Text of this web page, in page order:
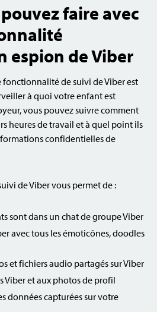
faire avec
espion de Viber
de suivi de Viber est
à quoi votre enfant est
vous pouvez suivre comment
heures de travail et à quel point ils
confidentielles de
de Viber vous permet de :
sont dans un chat de groupe Viber
avec tous les émoticônes, doodles
et fichiers audio partagés sur Viber
Viber et aux photos de profil
données capturées sur votre